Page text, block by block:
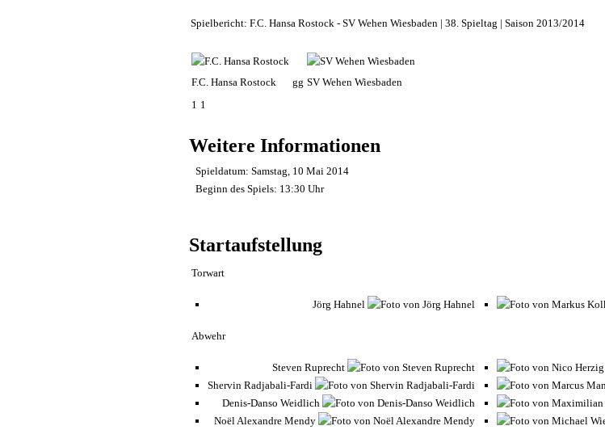
Spielbericht: F.C. Hansa Rostock - SV Wehen Wiesbaden | 38. Spieltag | Saison 2013/2014
F.C. Hansa Rostock gg SV Wehen Wiesbaden
1 1
Weitere Informationen
Spieldatum: Samstag, 10 Mai 2014
Beginn des Spiels: 13:30 Uhr
Startaufstellung
Torwart
Jörg Hahnel
Abwehr
Steven Ruprecht
Shervin Radjabali-Fardi
Denis-Danso Weidlich
Noël Alexandre Mendy